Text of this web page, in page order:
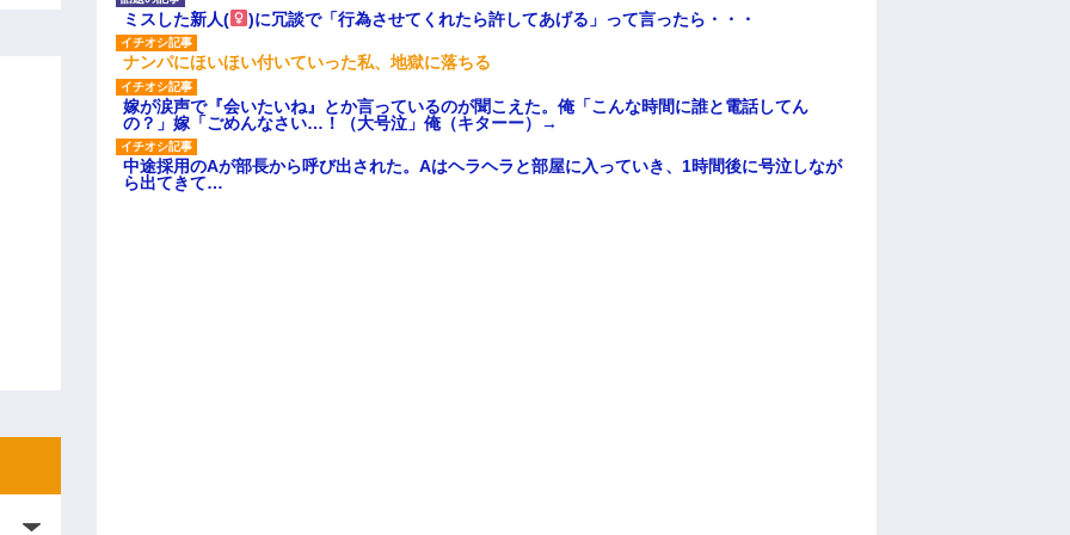
ミスした新人( )に冗談で「行為させてくれたら許してあげる」って言ったら・・・
ナンパにほいほい付いていった私、地獄に落ちる
嫁が涙声で『会いたいね』とか言っているのが聞こえた。俺「こんな時間に誰と電話してん
の？」嫁「ごめんなさい…！（大号泣」俺（キターー）→
中途採用のAが部長から呼び出された。Aはヘラヘラと部屋に入っていき、1時間後に号泣しなが
ら出てきて…